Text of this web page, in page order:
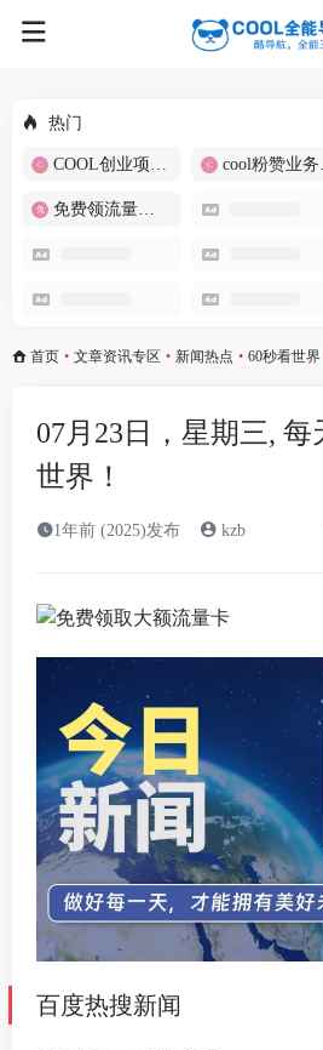
热门
COOL创业项目商城
免费领流量卡-包邮
首页 • 文章资讯专区 • 新闻热点 • 60秒看世界
07月23日，星期三, 每
世界！
1年前 (2025)发布 kzb
百度热搜新闻